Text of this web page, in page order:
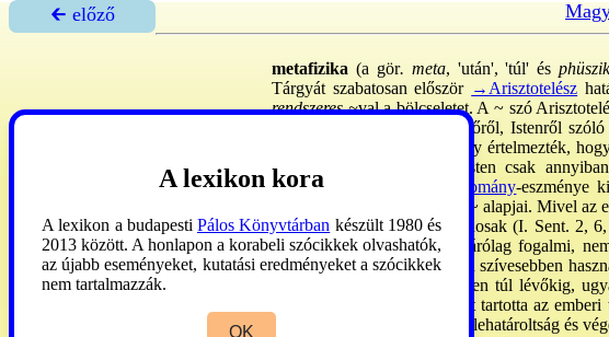
🡰 előző
metafizika (a gör. meta, 'után', 'túl' és
Tárgyát szabatosan először →Arisztotelész
rendszeres ~val a bölcseletet. A ~ szó
létezőkről és a legfőbb létezőről, Istenről
Arisztotelész-magyarázók úgy értelmezték,
értelmezte, de hozzátette: Isten csak
→Ockham
→tudomány-eszménye
feladásával megrendülnek a ~ alapjai. Mivel az
egyedivé? Lét és egyed azonosak (I. Sent. 2,
lényeg közti különbség, kizárólag fogalmi,
veszi át. - Az újkorban sokan szívesebben
látható dolgoktól az érzékeken túl lévőkig,
mindig szem előtt tartotta az
azt vallotta, hogy éppen ez a lehatároltság és
A lexikon kora
A lexikon a budapesti Pálos Könyvtárban készült 1980 és
2013 között. A honlapon a korabeli szócikkek olvashatók,
az újabb eseményeket, kutatási eredményeket a szócikkek
nem tartalmazzák.
OK